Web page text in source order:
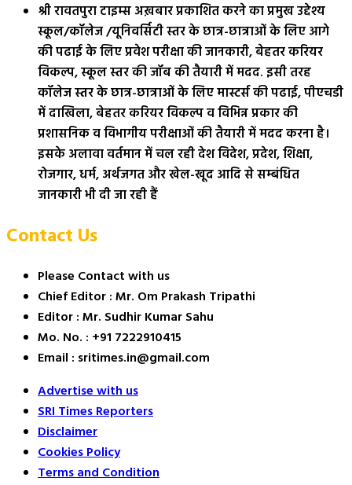
श्री रावतपुरा टाइम्स अख़बार प्रकाशित करने का प्रमुख उद्देश्य
स्कूल/कॉलेज /यूनिवर्सिटी स्तर के छात्र-छात्राओं के लिए आगे
की पढाई के लिए प्रवेश परीक्षा की जानकारी, बेहतर करियर
विकल्प, स्कूल स्तर की जॉब की तैयारी में मदद. इसी तरह
कॉलेज स्तर के छात्र-छात्राओं के लिए मास्टर्स की पढाई, पीएचडी
में दाखिला, बेहतर करियर विकल्प व विभिन्न प्रकार की
प्रशासनिक व विभागीय परीक्षाओं की तैयारी में मदद करना है।
इसके अलावा वर्तमान में चल रही देश विदेश, प्रदेश, शिक्षा,
रोजगार, धर्म, अर्थजगत और खेल-खूद आदि से सम्बंधित
जानकारी भी दी जा रही हैं
Contact Us
Please Contact with us
Chief Editor : Mr. Om Prakash Tripathi
Editor : Mr. Sudhir Kumar Sahu
Mo. No. : +91 7222910415
Email : sritimes.in@gmail.com
Advertise with us
SRI Times Reporters
Disclaimer
Cookies Policy
Terms and Condition